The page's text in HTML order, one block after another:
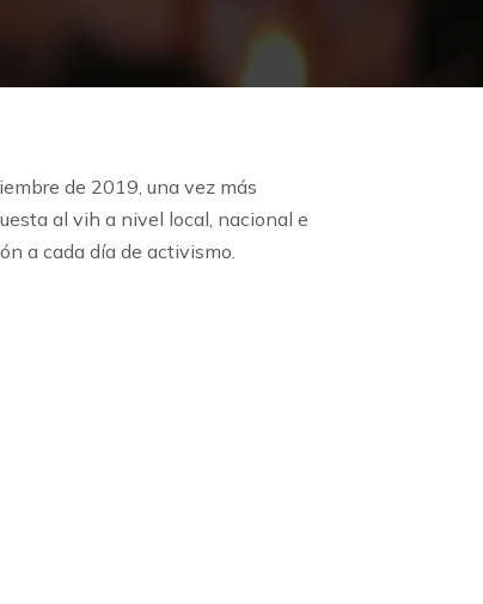
de 2019, una vez más
al vih a nivel local, nacional e
a cada día de activismo.